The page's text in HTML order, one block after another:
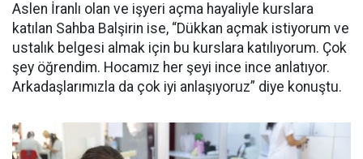
Aslen İranlı olan ve işyeri açma hayaliyle kurslara
katılan Sahba Balşirin ise, “Dükkan açmak istiyorum ve
ustalık belgesi almak için bu kurslara katılıyorum. Çok
şey öğrendim. Hocamız her şeyi ince ince anlatıyor.
Arkadaşlarımızla da çok iyi anlaşıyoruz” diye konuştu.